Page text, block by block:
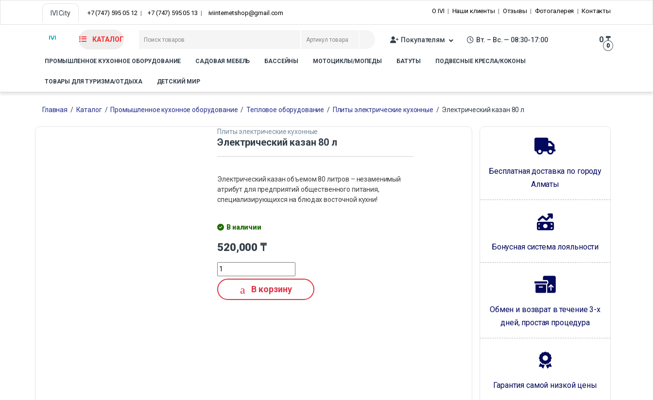
IVI City +7 (747) 595 05 12 +7 (747) 595 05 13 iviinternetshop@gmail.com О IVI Наши клиенты Отзывы Фотогалерея Контакты
КАТАЛОГ Покупателям Вт. – Вс. — 08:30-17:00
0
0₸
ПРОМЫШЛЕННОЕ КУХОННОЕ ОБОРУДОВАНИЕ САДОВАЯ МЕБЕЛЬ БАССЕЙНЫ МОТОЦИКЛЫ/МОПЕДЫ БАТУТЫ ПОДВЕСНЫЕ КРЕСЛА/КОКОНЫ
ТОВАРЫ ДЛЯ ТУРИЗМА/ОТДЫХА ДЕТСКИЙ МИР
Главная / Каталог / Промышленное кухонное оборудование / Тепловое оборудование / Плиты электрические кухонные / Электрический казан 80 л
Плиты электрические кухонные
Электрический казан 80 л
Электрический казан объемом 80 литров – незаменимый
атрибут для предприятий общественного питания,
специализирующихся на блюдах восточной кухни!
В наличии
520,000 ₸
В корзину
Бесплатная доставка по городу
Алматы
Бонусная система лояльности
Обмен и возврат в течение 3-х
дней, простая процедура
Гарантия самой низкой цены